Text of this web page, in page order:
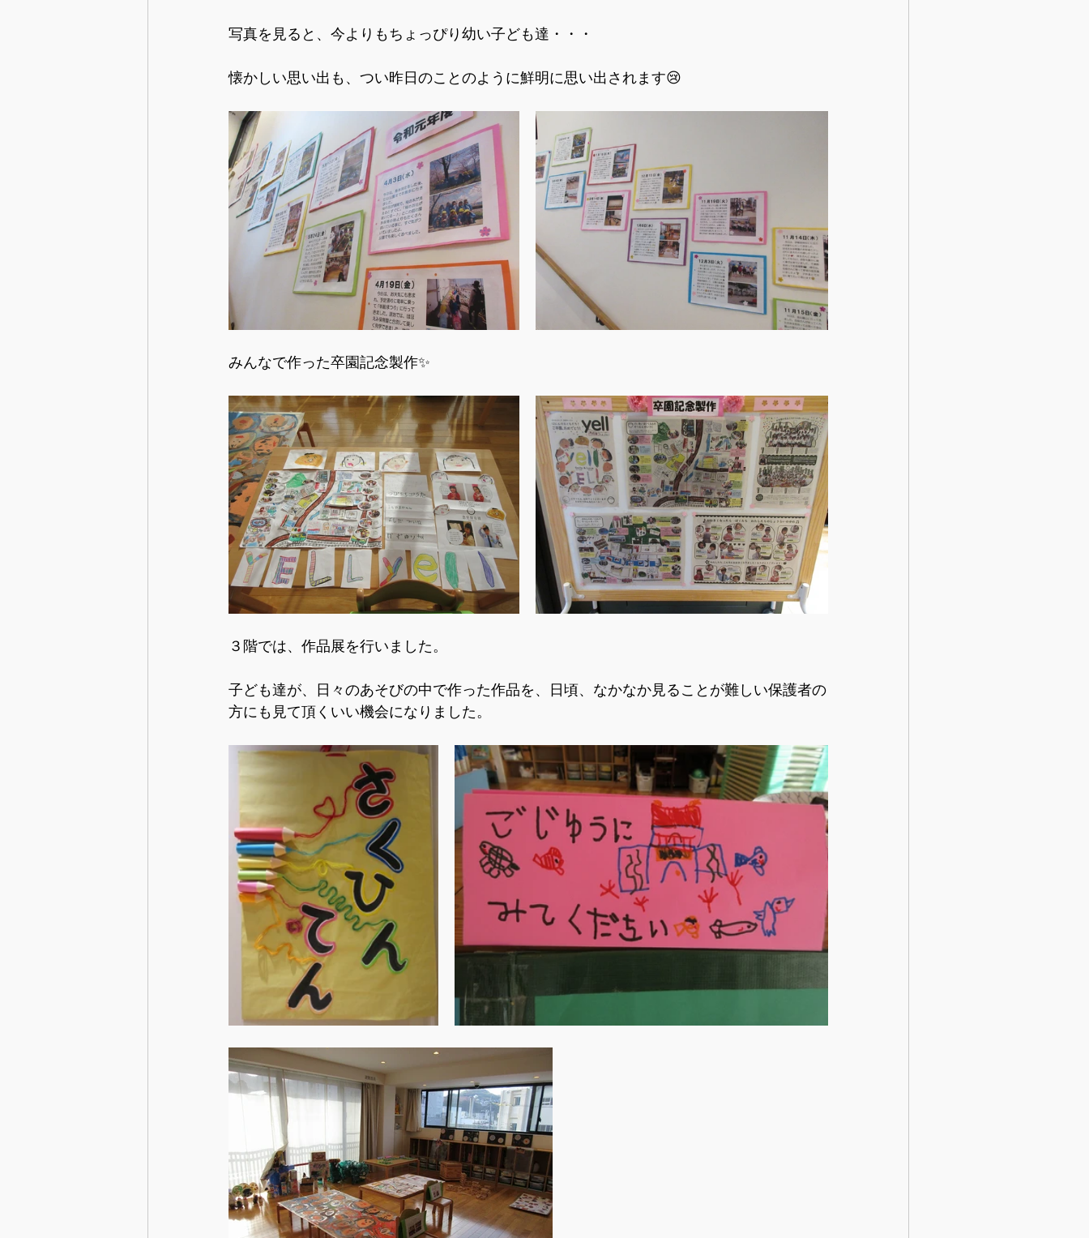
写真を見ると、今よりもちょっぴり幼い子ども達・・・
懐かしい思い出も、つい昨日のことのように鮮明に思い出されます😢
みんなで作った卒園記念製作✨
３階では、作品展を行いました。
子ども達が、日々のあそびの中で作った作品を、日頃、なかなか見ることが難しい保護者の
方にも見て頂くいい機会になりました。